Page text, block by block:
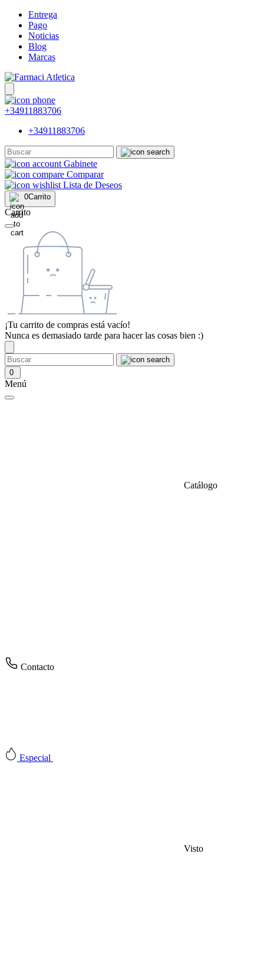
Entrega
Pago
Noticias
Blog
Marcas
+34911883706
+34911883706
Gabinete
Comparar
Lista de Deseos
0Carrito
Carrito
¡Tu carrito de compras está vacío!
Nunca es demasiado tarde para hacer las cosas bien :)
0
Menú
Catálogo
Contacto
Especial
Visto